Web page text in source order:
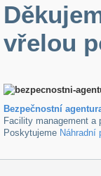
vřelou
Bezpečnostní
Facility management a
Poskytujeme Náhradní